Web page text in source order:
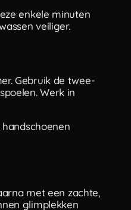
enkele minuten
veiliger.
Gebruik de twee-
Werk in
met een zachte,
glimplekken